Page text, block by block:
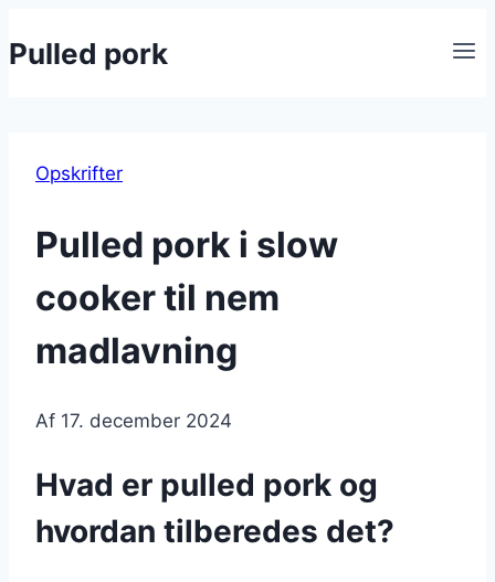
til
Pulled pork
Opskrifter
Pulled pork i slow
cooker til nem
madlavning
Af 17. december 2024
Hvad er pulled pork og
hvordan tilberedes det?